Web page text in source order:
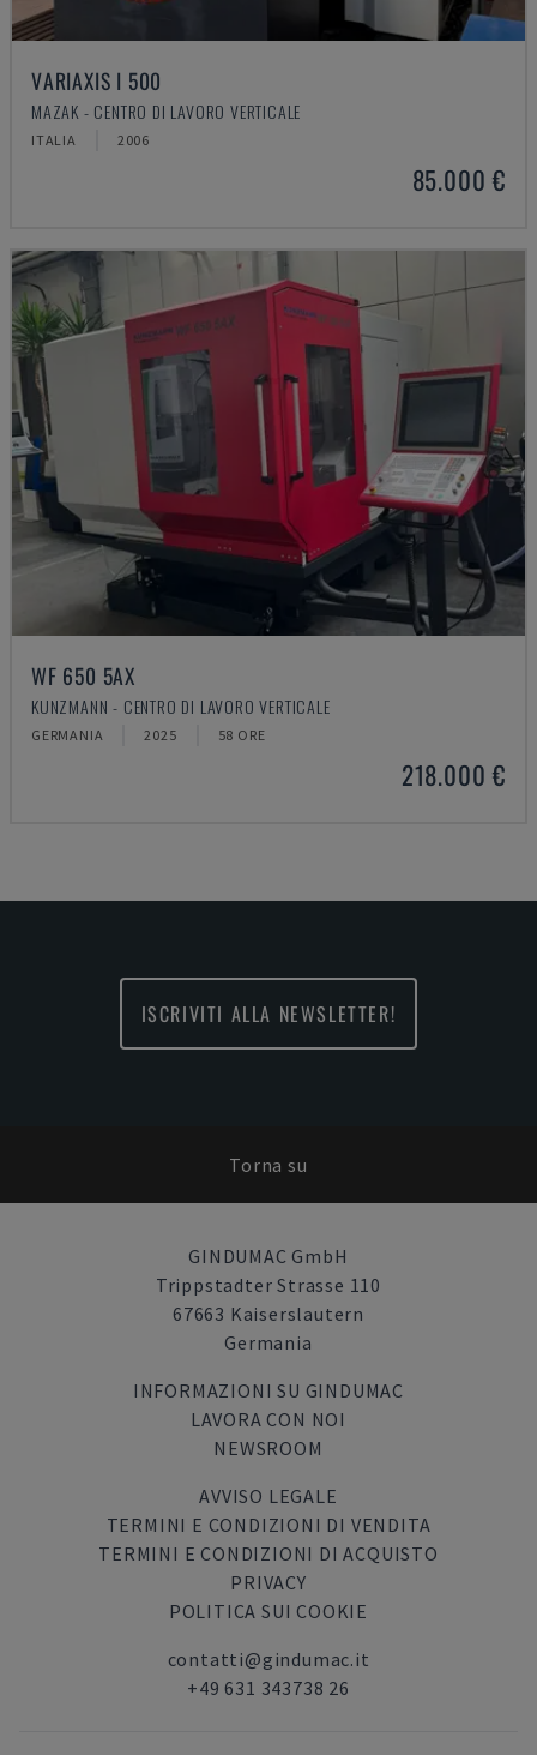
VARIAXIS I 500
MAZAK - CENTRO DI LAVORO VERTICALE
ITALIA 2006
85.000 €
WF 650 5AX
KUNZMANN - CENTRO DI LAVORO VERTICALE
GERMANIA 2025 58 ORE
218.000 €
ISCRIVITI ALLA NEWSLETTER!
Torna su
GINDUMAC GmbH
Trippstadter Strasse 110
67663 Kaiserslautern
Germania
INFORMAZIONI SU GINDUMAC
LAVORA CON NOI
NEWSROOM
AVVISO LEGALE
TERMINI E CONDIZIONI DI VENDITA
TERMINI E CONDIZIONI DI ACQUISTO
PRIVACY
POLITICA SUI COOKIE
contatti@gindumac.it
+49 631 343738 26